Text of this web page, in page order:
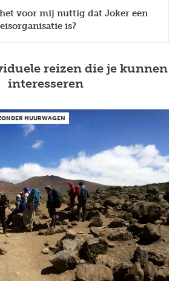
voor mij nuttig dat Joker een
is?
reizen die je kunnen
interesseren
HUURWAGEN